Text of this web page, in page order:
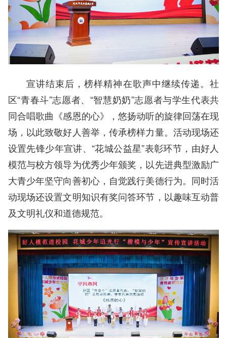
宣讲结束后，榜样精神在歌声中继续传递。社
区“青春斗”志愿者、“智慧奶奶”志愿者与学生代表共
同合唱歌曲《感恩的心》，悠扬动听的旋律回荡在现
场，以此致敬好人善举，传承榜样力量。活动现场还
设置先锋少年宣讲、“花城公益星”表彰环节，由好人
模范与校方领导为优秀少年颁奖，以先进典型激励广
大青少年坚守向善初心，自觉践行美德行为。同时活
动现场还设置文明知识有奖问答环节，以趣味互动普
及文明礼仪和道德规范。